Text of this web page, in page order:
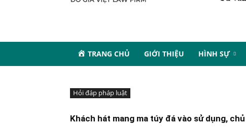
TRANG CHỦ GIỚI THIỆU HÌNH SỰ
Hỏi đáp pháp luật
Khách hát mang ma túy đá vào sử dụng,